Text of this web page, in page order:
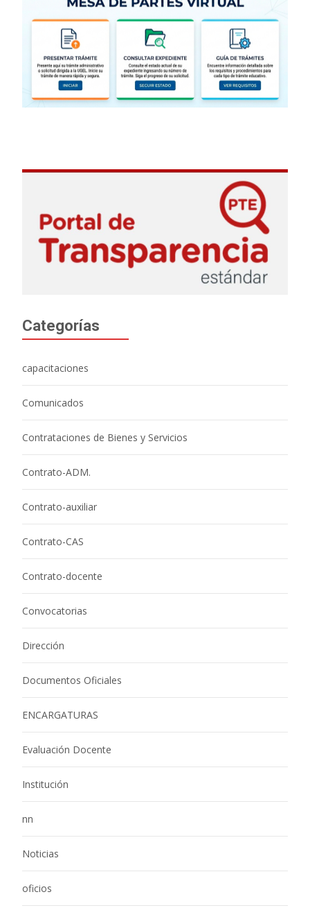
Categorías
capacitaciones
Comunicados
Contrataciones de Bienes y Servicios
Contrato-ADM.
Contrato-auxiliar
Contrato-CAS
Contrato-docente
Convocatorias
Dirección
Documentos Oficiales
ENCARGATURAS
Evaluación Docente
Institución
nn
Noticias
oficios